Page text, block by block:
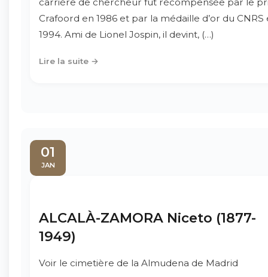
Crafoord en 1986 et par la médaille d’or du CNRS
1994. Ami de Lionel Jospin, il devint, (…)
Lire la suite →
01
JAN
ALCALÀ-ZAMORA Niceto (1877-
1949)
Voir le cimetière de la Almudena de Madrid